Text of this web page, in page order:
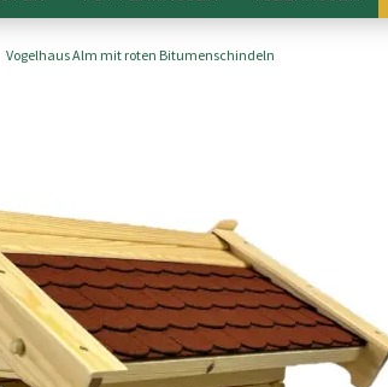
Vogelhaus Alm mit roten Bitumenschindeln